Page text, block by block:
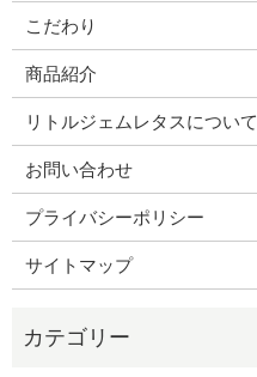
こだわり
商品紹介
リトルジェムレタスについて
お問い合わせ
プライバシーポリシー
サイトマップ